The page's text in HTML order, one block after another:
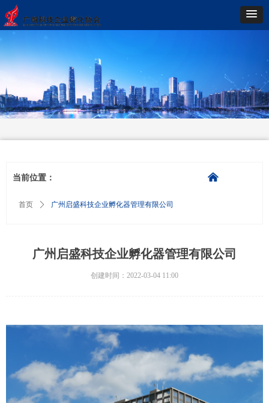
广州启盛科技企业孵化器管理有限公司
当前位置： 낀
首页 ꄲ 广州启盛科技企业孵化器管理有限公司
创建时间： 2022-03-04 11:00